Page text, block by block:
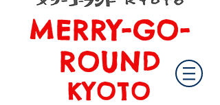
メリーゴーランド京都
MERRY-GO-
ROUND
KYOTO